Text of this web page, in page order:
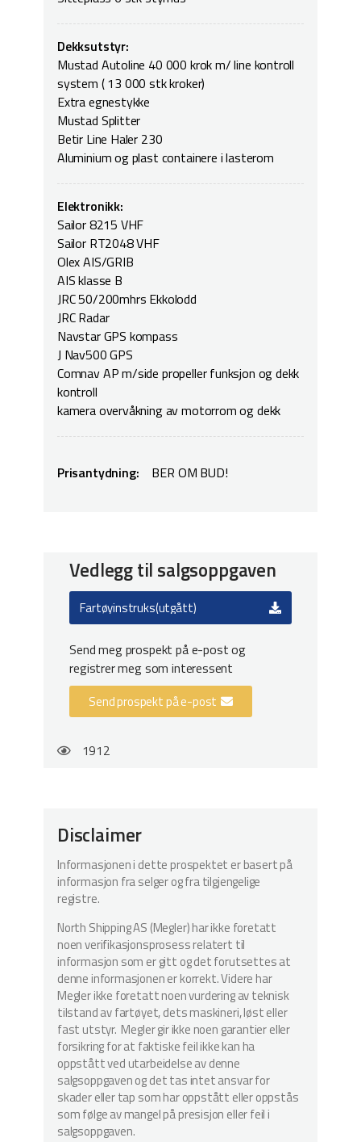
Dekksutstyr:
Mustad Autoline 40 000 krok m/ line kontroll
system ( 13 000 stk kroker)
Extra egnestykke
Mustad Splitter
Betir Line Haler 230
Aluminium og plast containere i lasterom
Elektronikk:
Sailor 8215 VHF
Sailor RT2048 VHF
Olex AIS/GRIB
AIS klasse B
JRC 50/200mhrs Ekkolodd
JRC Radar
Navstar GPS kompass
J Nav500 GPS
Comnav AP m/side propeller funksjon og dekk
kontroll
kamera overvåkning av motorrom og dekk
Prisantydning: BER OM BUD!
Vedlegg til salgsoppgaven
Fartøyinstruks(utgått)
Send meg prospekt på e-post og
registrer meg som interessent
Send prospekt på e-post
1912
Disclaimer
Informasjonen i dette prospektet er basert på
informasjon fra selger og fra tilgjengelige
registre.
North Shipping AS (Megler) har ikke foretatt
noen verifikasjonsprosess relatert til
informasjon som er gitt og det forutsettes at
denne informasjonen er korrekt. Videre har
Megler ikke foretatt noen vurdering av teknisk
tilstand av fartøyet, dets maskineri, løst eller
fast utstyr. Megler gir ikke noen garantier eller
forsikring for at faktiske feil ikke kan ha
oppstått ved utarbeidelse av denne
salgsoppgaven og det tas intet ansvar for
skader eller tap som har oppstått eller oppstås
som følge av mangel på presisjon eller feil i
salgsoppgaven.